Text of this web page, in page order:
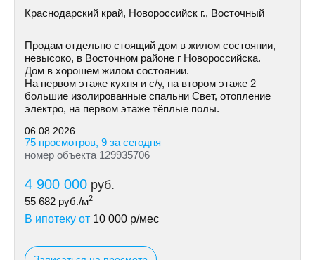
Краснодарский край, Новороссийск г., Восточный
Продам отдельно стоящий дом в жилом состоянии,
невысоко, в Восточном районе г Новороссийска.
Дом в хорошем жилом состоянии.
На первом этаже кухня и с/у, на втором этаже 2
большие изолированные спальни Свет, отопление
электро, на первом этаже тёплые полы.
06.08.2026
75 просмотров, 9 за сегодня
номер объекта 129935706
4 900 000 руб.
55 682 руб./м2
В ипотеку от 10 000 р/мес